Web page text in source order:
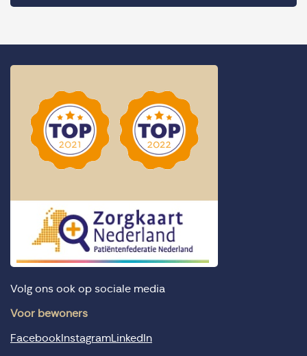
Volg ons ook op sociale media
Voor bewoners
FacebookInstagramLinkedIn